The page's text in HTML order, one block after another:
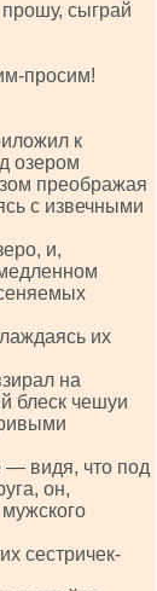
сыграй
просим!
к
озером
преображая
с извечными
и,
их
на
блеск чешуи
— видя, что под
он,
сестричек-